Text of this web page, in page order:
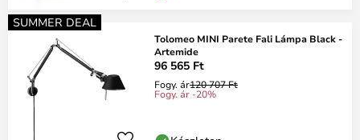
SUMMER DEAL
Tolomeo MINI Parete Fali Lámpa Black -
Artemide
96 565 Ft
Fogy. ár120 707 Ft
Fogy. ár -20%